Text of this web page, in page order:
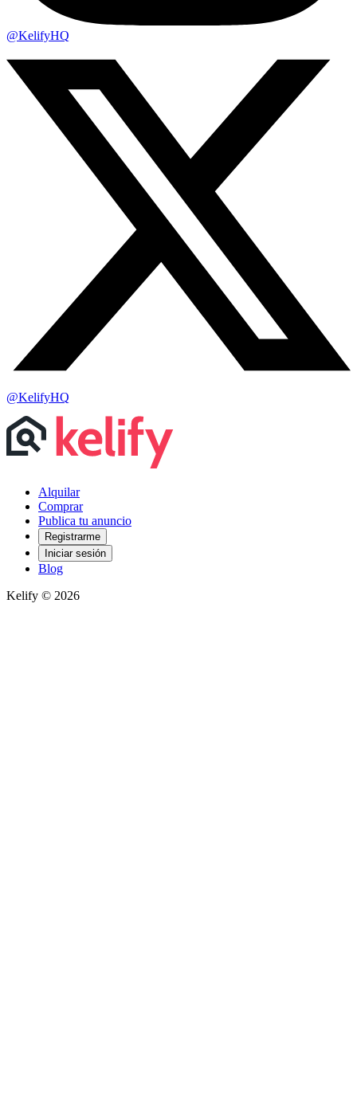
@KelifyHQ
@KelifyHQ
Alquilar
Comprar
Publica tu anuncio
Registrarme
Iniciar sesión
Blog
Kelify © 2026